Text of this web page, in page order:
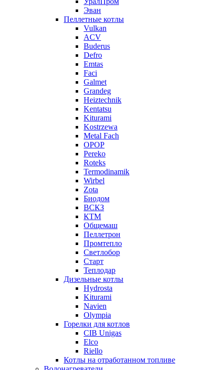
Эван
Пеллетные котлы
Vulkan
ACV
Buderus
Defro
Emtas
Faci
Galmet
Grandeg
Heiztechnik
Kentatsu
Kiturami
Kostrzewa
Metal Fach
OPOP
Pereko
Roteks
Termodinamik
Wirbel
Zota
Биодом
ВСКЗ
КТМ
Общемаш
Пеллетрон
Промтепло
Светлобор
Старт
Теплодар
Дизельные котлы
Hydrosta
Kiturami
Navien
Olympia
Горелки для котлов
CIB Unigas
Elco
Riello
Котлы на отработанном топливе